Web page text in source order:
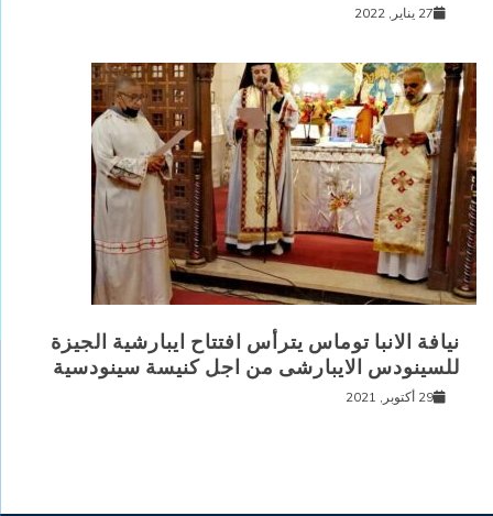
27 يناير, 2022
نيافة الانبا توماس يترأس افتتاح ايبارشية الجيزة
للسينودس الايبارشى من اجل كنيسة سينودسية
29 أكتوبر, 2021